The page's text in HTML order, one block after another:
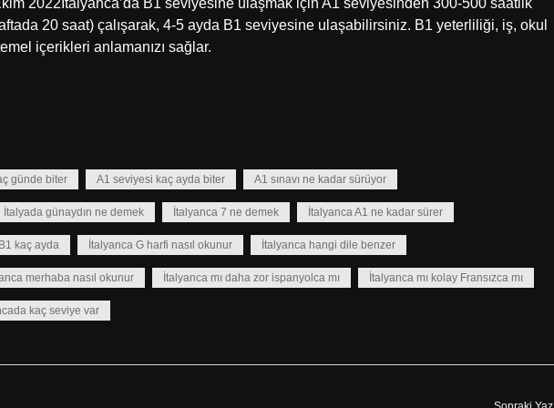
2022İtalyanca’da B1 seviyesine ulaşmak için A1 seviyesinden 300-500 saatlik
20 saat) çalışarak, 4-5 ayda B1 seviyesine ulaşabilirsiniz. B1 yeterliliği, iş, okul
içerikleri anlamanızı sağlar.
günde biter A1 seviyesi kaç ayda biter A1 sınavı ne kadar sürüyor
İtalyada günaydın ne demek İtalyanca 7 ne demek İtalyanca A1 ne kadar sürer
kaç ayda İtalyanca G harfi nasıl okunur İtalyanca hangi dile benzer
merhaba nasıl okunur İtalyanca mı daha zor ispanyolca mı İtalyanca mı kolay Fransızca mı
kaç seviye var